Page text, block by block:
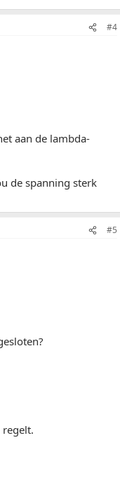
#4
aan de lambda-
de spanning sterk
#5